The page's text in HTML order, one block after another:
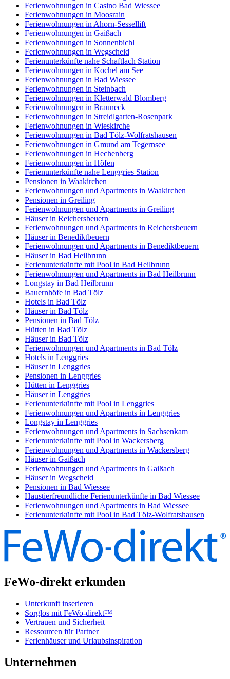
Ferienwohnungen in Casino Bad Wiessee
Ferienwohnungen in Moosrain
Ferienwohnungen in Ahorn-Sessellift
Ferienwohnungen in Gaißach
Ferienwohnungen in Sonnenbichl
Ferienwohnungen in Wegscheid
Ferienunterkünfte nahe Schaftlach Station
Ferienwohnungen in Kochel am See
Ferienwohnungen in Bad Wiessee
Ferienwohnungen in Steinbach
Ferienwohnungen in Kletterwald Blomberg
Ferienwohnungen in Brauneck
Ferienwohnungen in Streidlgarten-Rosenpark
Ferienwohnungen in Wieskirche
Ferienwohnungen in Bad Tölz-Wolfratshausen
Ferienwohnungen in Gmund am Tegernsee
Ferienwohnungen in Hechenberg
Ferienwohnungen in Höfen
Ferienunterkünfte nahe Lenggries Station
Pensionen in Waakirchen
Ferienwohnungen und Apartments in Waakirchen
Pensionen in Greiling
Ferienwohnungen und Apartments in Greiling
Häuser in Reichersbeuern
Ferienwohnungen und Apartments in Reichersbeuern
Häuser in Benediktbeuern
Ferienwohnungen und Apartments in Benediktbeuern
Häuser in Bad Heilbrunn
Ferienunterkünfte mit Pool in Bad Heilbrunn
Ferienwohnungen und Apartments in Bad Heilbrunn
Longstay in Bad Heilbrunn
Bauernhöfe in Bad Tölz
Hotels in Bad Tölz
Häuser in Bad Tölz
Pensionen in Bad Tölz
Hütten in Bad Tölz
Häuser in Bad Tölz
Ferienwohnungen und Apartments in Bad Tölz
Hotels in Lenggries
Häuser in Lenggries
Pensionen in Lenggries
Hütten in Lenggries
Häuser in Lenggries
Ferienunterkünfte mit Pool in Lenggries
Ferienwohnungen und Apartments in Lenggries
Longstay in Lenggries
Ferienwohnungen und Apartments in Sachsenkam
Ferienunterkünfte mit Pool in Wackersberg
Ferienwohnungen und Apartments in Wackersberg
Häuser in Gaißach
Ferienwohnungen und Apartments in Gaißach
Häuser in Wegscheid
Pensionen in Bad Wiessee
Haustierfreundliche Ferienunterkünfte in Bad Wiessee
Ferienwohnungen und Apartments in Bad Wiessee
Ferienunterkünfte mit Pool in Bad Tölz-Wolfratshausen
FeWo-direkt erkunden
Unterkunft inserieren
Sorglos mit FeWo-direkt™
Vertrauen und Sicherheit
Ressourcen für Partner
Ferienhäuser und Urlaubsinspiration
Unternehmen